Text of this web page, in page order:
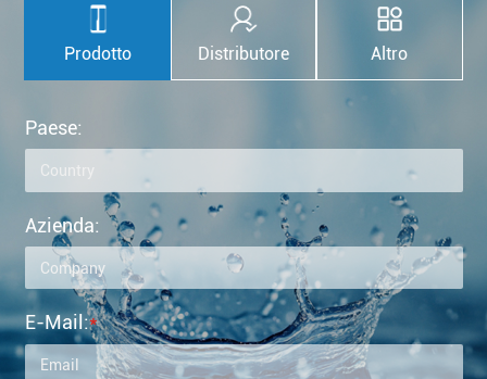
Prodotto Distributore Altro
Paese:
Azienda:
E-Mail:*